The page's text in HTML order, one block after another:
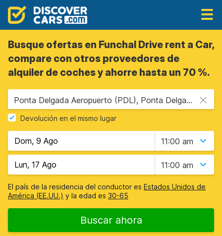
Busque ofertas en Funchal Drive rent a Car,
compare con otros proveedores de
alquiler de coches y ahorre hasta un 70 %.
Ponta Delgada Aeropuerto (PDL), Ponta Delgada, Portugal Islas Azores
Devolución en el mismo lugar
11:00 am
11:00 am
El país de la residencia del conductor es Estados Unidos de
América (EE.UU.) y la edad es 30-65
Buscar ahora